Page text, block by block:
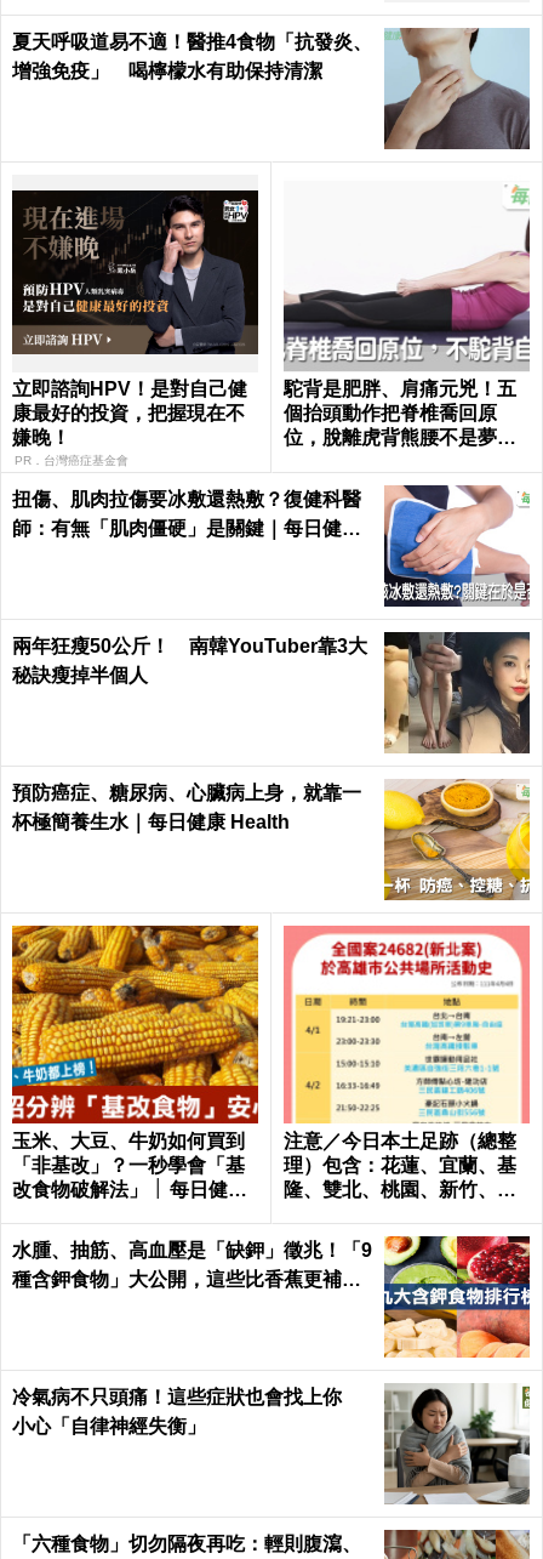
夏天呼吸道易不適！醫推4食物「抗發炎、
增強免疫」 喝檸檬水有助保持清潔
立即諮詢HPV！是對自己健
康最好的投資，把握現在不
嫌晚！
PR．台灣癌症基金會
駝背是肥胖、肩痛元兇！五
個抬頭動作把脊椎喬回原
位，脫離虎背熊腰不是夢｜
扭傷、肌肉拉傷要冰敷還熱敷？復健科醫
師：有無「肌肉僵硬」是關鍵｜每日健康
兩年狂瘦50公斤！ 南韓YouTuber靠3大
秘訣瘦掉半個人
預防癌症、糖尿病、心臟病上身，就靠一
杯極簡養生水｜每日健康 Health
玉米、大豆、牛奶如何買到
「非基改」？一秒學會「基
改食物破解法」 │ 每日健康
注意／今日本土足跡（總整
理）包含：花蓮、宜蘭、基
隆、雙北、桃園、新竹、台
水腫、抽筋、高血壓是「缺鉀」徵兆！「9
種含鉀食物」大公開，這些比香蕉更補鉀
冷氣病不只頭痛！這些症狀也會找上你
小心「自律神經失衡」
「六種食物」切勿隔夜再吃：輕則腹瀉、